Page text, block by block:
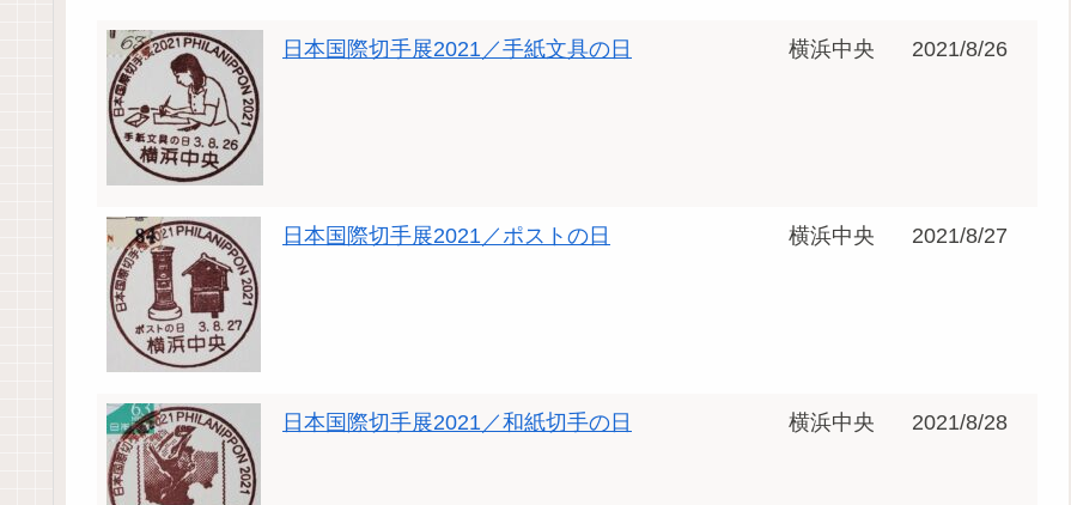
日本国際切手展2021／手紙文具の日 横浜中央 2021/8/26
日本国際切手展2021／ポストの日 横浜中央 2021/8/27
日本国際切手展2021／和紙切手の日 横浜中央 2021/8/28